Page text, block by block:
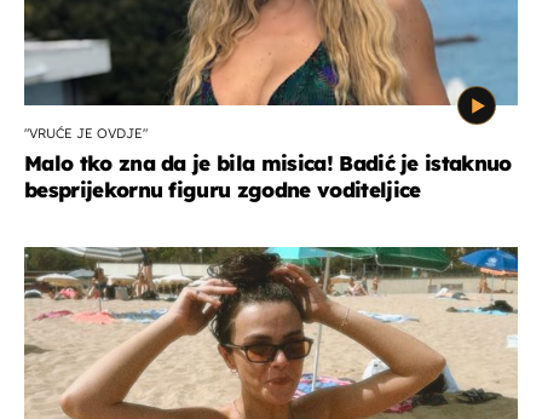
"VRUĆE JE OVDJE"
Malo tko zna da je bila misica! Badić je istaknuo
besprijekornu figuru zgodne voditeljice